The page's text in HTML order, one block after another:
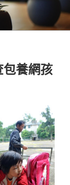
養網孩